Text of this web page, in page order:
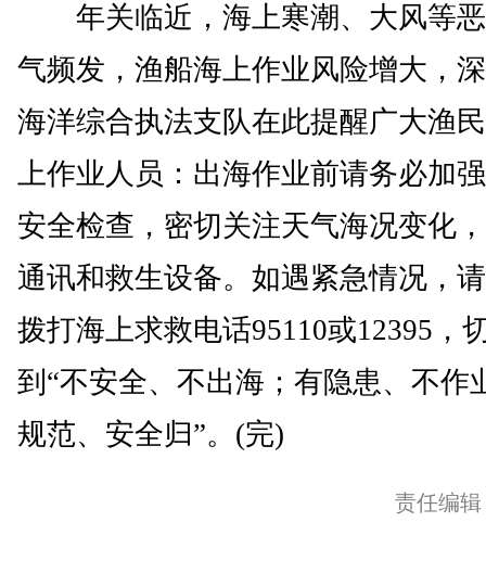
年关临近，海上寒潮、大风等
气频发，渔船海上作业风险增大，
海洋综合执法支队在此提醒广大渔
上作业人员：出海作业前请务必加
安全检查，密切关注天气海况变化
通讯和救生设备。如遇紧急情况，
拨打海上求救电话95110或12395，
到“不安全、不出海；有隐患、不作
规范、安全归”。(完)
责任编